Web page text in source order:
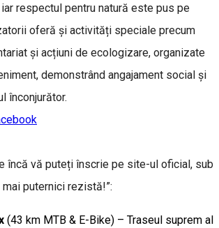
respectul pentru natură este pus pe
oferă și activități speciale precum
și acțiuni de ecologizare, organizate
demonstrând angajament social și
înconjurător.
încă vă puteți înscrie pe site-ul oficial, sub
mai puternici rezistă!”:
(43 km MTB & E-Bike) – Traseul suprem al